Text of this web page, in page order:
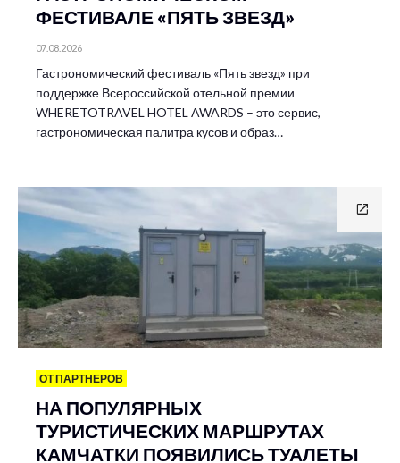
ФЕСТИВАЛЕ «ПЯТЬ ЗВЕЗД»
07.08.2026
Гастрономический фестиваль «Пять звезд» при
поддержке Всероссийской отельной премии
WHERETOTRAVEL HOTEL AWARDS – это сервис,
гастрономическая палитра кусов и образ…
ОТ ПАРТНЕРОВ
НА ПОПУЛЯРНЫХ
ТУРИСТИЧЕСКИХ МАРШРУТАХ
КАМЧАТКИ ПОЯВИЛИСЬ ТУАЛЕТЫ